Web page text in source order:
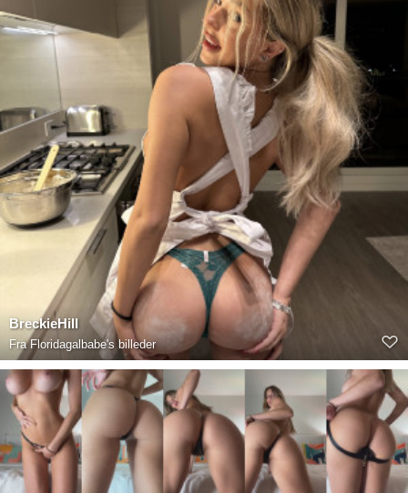
BreckieHill
FraFloridagalbabe's billeder